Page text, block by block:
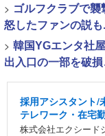
> ゴルフクラブで
怒したファンの説
> 韓国YGエンタ社
出入口の一部を破
採用アシスタント/
テレワーク・在宅
株式会社エクシード